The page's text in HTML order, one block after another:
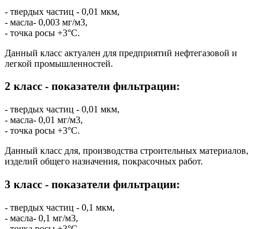
- твердых частиц - 0,01 мкм,
- масла- 0,003 мг/м3,
- точка росы +3°C.
Данный класс актуален для предприятий нефтегазовой и
легкой промышленностей.
2 класс - показатели фильтрации:
- твердых частиц - 0,01 мкм,
- масла- 0,01 мг/м3,
- точка росы +3°C.
Данный класс для, производства строительных материалов,
изделий общего назначения, покрасочных работ.
3 класс - показатели фильтрации:
- твердых частиц - 0,1 мкм,
- масла- 0,1 мг/м3,